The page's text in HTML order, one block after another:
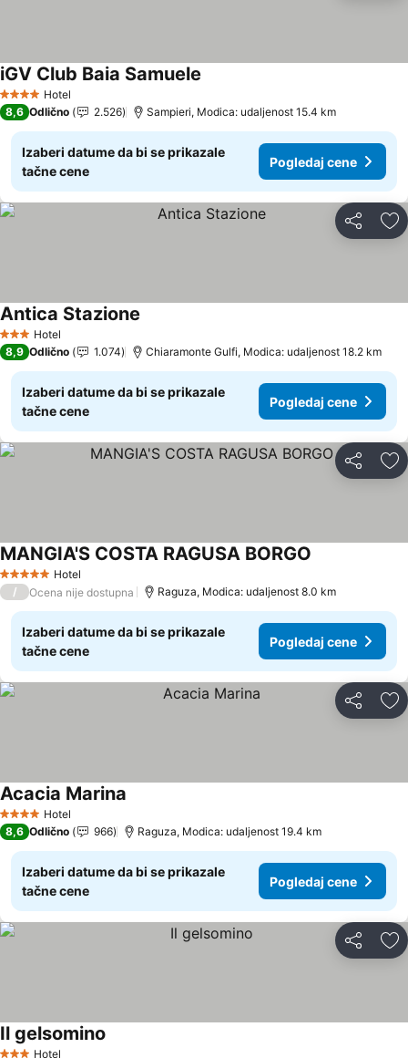
4 ZvezdiceHotel
iGV Club Baia Samuele
8,6 Odlično 2.526 Sampieri, Modica: udaljenost 15.4 km
Izaberi datume da bi se prikazale
tačne cene
Pogledaj cene
Deli
3 Zvezdice
Hotel
Antica Stazione
8,9 Odlično 1.074 Chiaramonte Gulfi, Modica: udaljenost 18.2 km
Izaberi datume da bi se prikazale
tačne cene
Pogledaj cene
Deli
5 ZvezdiceHotel
MANGIA'S COSTA RAGUSA BORGO
/ Ocena nije dostupna Raguza, Modica: udaljenost 8.0 km
Izaberi datume da bi se prikazale
tačne cene
Pogledaj cene
Deli
4 ZvezdiceHotel
Acacia Marina
8,6 Odlično 966 Raguza, Modica: udaljenost 19.4 km
Izaberi datume da bi se prikazale
tačne cene
Pogledaj cene
Deli
Hotel
Il gelsomino